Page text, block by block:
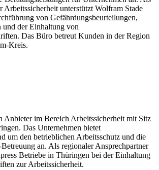
Arbeitssicherheit unterstützt Wolfram Stade
von Gefährdungsbeurteilungen,
und der Einhaltung von
Das Büro betreut Kunden in der Region
Kreis.
Anbieter im Bereich Arbeitssicherheit mit Sitz
Das Unternehmen bietet
um den betrieblichen Arbeitsschutz und die
an. Als regionaler Ansprechpartner
Betriebe in Thüringen bei der Einhaltung
zur Arbeitssicherheit.